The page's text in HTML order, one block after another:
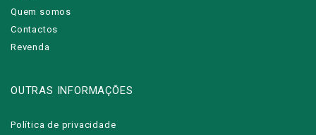
Quem somos
Contactos
Revenda
OUTRAS INFORMAÇÕES
Política de privacidade